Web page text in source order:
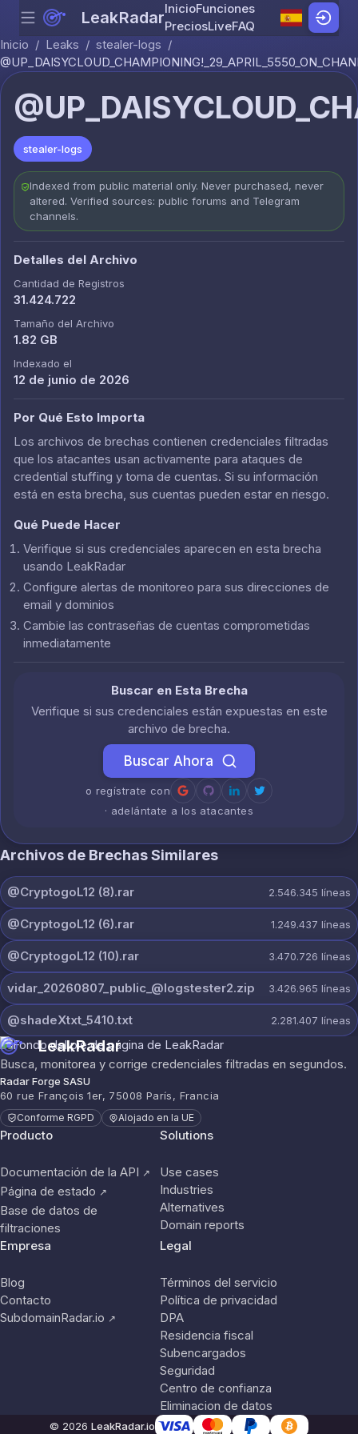
Skip to content
Menu LeakRadarInicioFunciones
PreciosLiveFAQ
Inicio / Leaks / stealer-logs /
stealer-logs
Indexed from public material only. Never purchased, never
altered. Verified sources: public forums and Telegram
channels.
Detalles del Archivo
Cantidad de Registros
31.424.722
Tamaño del Archivo
1.82 GB
Indexado el
12 de junio de 2026
Por Qué Esto Importa
Los archivos de brechas contienen credenciales filtradas
que los atacantes usan activamente para ataques de
credential stuffing y toma de cuentas. Si su información
está en esta brecha, sus cuentas pueden estar en riesgo.
Qué Puede Hacer
Verifique si sus credenciales aparecen en esta brecha
usando LeakRadar
Configure alertas de monitoreo para sus direcciones de
email y dominios
Cambie las contraseñas de cuentas comprometidas
inmediatamente
Buscar en Esta Brecha
Verifique si sus credenciales están expuestas en este
archivo de brecha.
Buscar Ahora
o regístrate con
· adelántate a los atacantes
Archivos de Brechas Similares
@CryptogoL12 (8).rar 2.546.345 líneas
@CryptogoL12 (6).rar 1.249.437 líneas
@CryptogoL12 (10).rar 3.470.726 líneas
vidar_20260807_public_@logstester2.zip 3.426.965 líneas
@shadeXtxt_5410.txt 2.281.407 líneas
LeakRadar
Busca, monitorea y corrige credenciales filtradas en segundos.
Radar Forge SASU
60 rue François 1er, 75008 París, Francia
Conforme RGPD Alojado en la UE
Producto
Documentación de la API ↗
Página de estado ↗
Base de datos de
filtraciones
Solutions
Use cases
Industries
Alternatives
Domain reports
Empresa
Blog
Contacto
SubdomainRadar.io ↗
Legal
Términos del servicio
Política de privacidad
DPA
Residencia fiscal
Subencargados
Seguridad
Centro de confianza
Eliminacion de datos
© 2026 LeakRadar.io